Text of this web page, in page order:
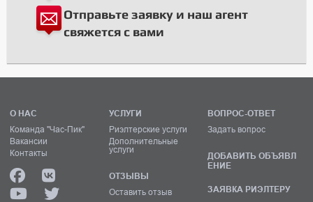
Отправьте заявку и наш агент
свяжется с вами
О НАС
Команда "Час-Пик"
Вакансии
Контакты
УСЛУГИ
Риэлтерские услуги
Дополнительные
услуги
ОТЗЫВЫ
Оставить отзыв
ВОПРОС-ОТВЕТ
Задать вопрос
ДОБАВИТЬ ОБЪЯВЛ
ЕНИЕ
ЗАЯВКА РИЭЛТЕРУ